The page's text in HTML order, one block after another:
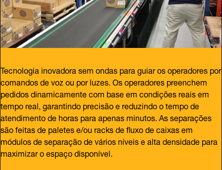
Tecnologia inovadora sem ondas para guiar os operadores por
comandos de voz ou por luzes. Os operadores preenchem
pedidos dinamicamente com base em condições reais em
tempo real, garantindo precisão e reduzindo o tempo de
atendimento de horas para apenas minutos. As separações
são feitas de paletes e/ou racks de fluxo de caixas em
módulos de separação de vários níveis e alta densidade para
maximizar o espaço disponível.